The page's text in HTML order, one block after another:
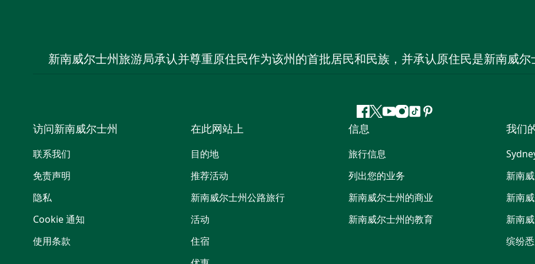
新南威尔士州旅游局承认并尊重原住民作为该州的首批居民和民族，并承认原住民是新南威尔
Facebook
叽
喳
喳
YouTube
Instagram
抖 Pinterest
访问新南威尔士州
联系我们
免责声明
隐私
Cookie 通知
使用条款
在此网站上
目的地
推荐活动
新南威尔士州公路旅行
活动
住宿
信息
旅行信息
列出您的业务
新南威尔士州的商业
新南威尔士州的教育
我们
新南
新南
新南
缤纷